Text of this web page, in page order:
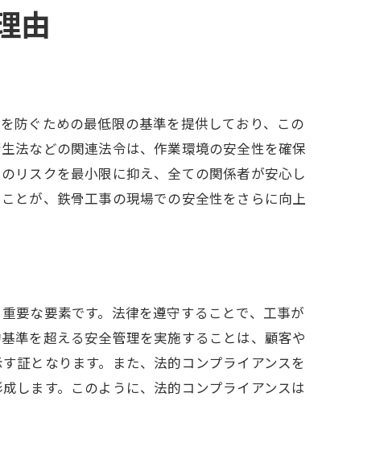
由
防ぐための最低限の基準を提供しており、この
法などの関連法令は、作業環境の安全性を確保
リスクを最小限に抑え、全ての関係者が安心し
とが、鉄骨工事の現場での安全性をさらに向上
要な要素です。法律を遵守することで、工事が
準を超える安全管理を実施することは、顧客や
証となります。また、法的コンプライアンスを
します。このように、法的コンプライアンスは